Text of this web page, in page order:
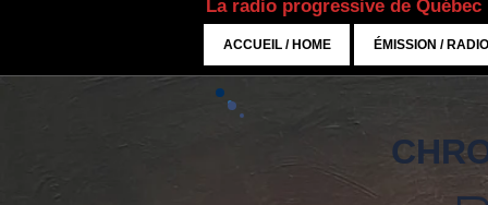
La radio progressive de Québec
ACCUEIL / HOME ÉMISSION /